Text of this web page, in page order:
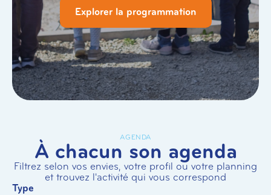
Explorer la programmation
AGENDA
À chacun son agenda
Filtrez selon vos envies, votre profil ou votre planning
et trouvez l'activité qui vous correspond
Type